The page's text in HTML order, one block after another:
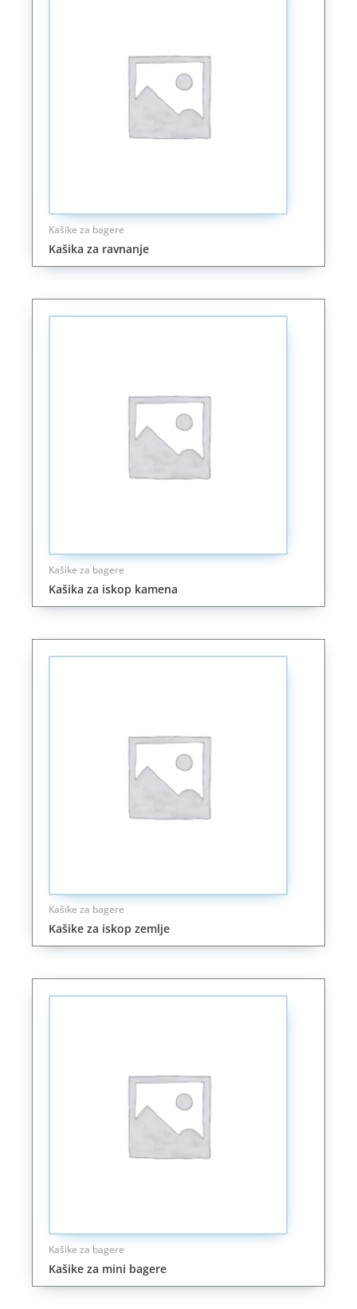
Kašike za bagere
Kašika za ravnanje
Kašike za bagere
Kašika za iskop kamena
Kašike za bagere
Kašike za iskop zemlje
Kašike za bagere
Kašike za mini bagere